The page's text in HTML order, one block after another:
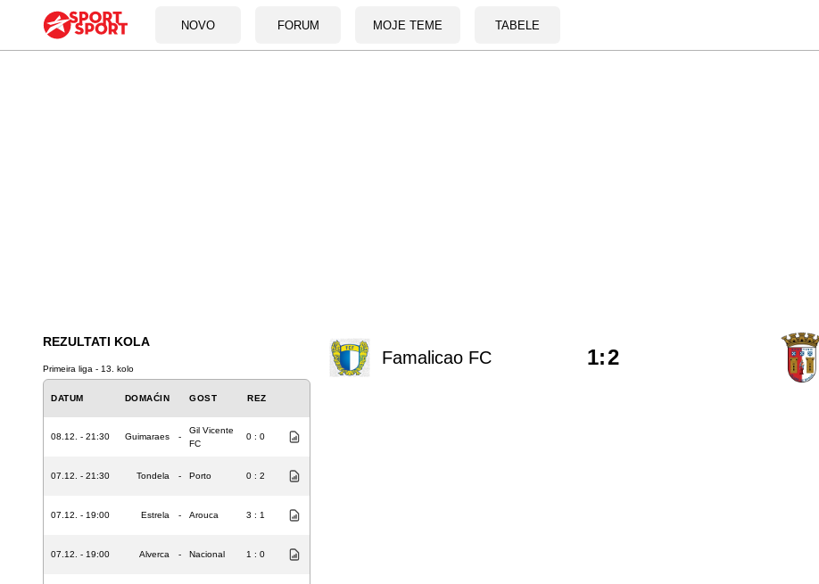
NOVO FORUM MOJE TEME TABELE
REZULTATI KOLA
Primeira liga - 13. kolo
DATUM DOMAĆIN GOST REZ
08.12. - 21:30 Guimaraes -
Gil Vicente
FC
0 : 0
07.12. - 21:30 Tondela - Porto 0 : 2
07.12. - 19:00 Estrela - Arouca 3 : 1
07.12. - 19:00 Alverca - Nacional 1 : 0
Famalicao FC 1:2